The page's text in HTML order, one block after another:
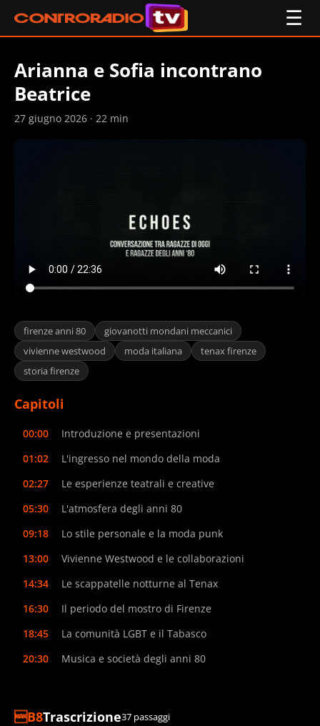
☰
Arianna e Sofia incontrano
Beatrice
27 giugno 2026 · 22 min
firenze anni 80
giovanotti mondani meccanici
vivienne westwood
moda italiana
tenax firenze
storia firenze
Capitoli
00:00
Introduzione e presentazioni
01:02
L'ingresso nel mondo della moda
02:27
Le esperienze teatrali e creative
05:30
L'atmosfera degli anni 80
09:18
Lo stile personale e la moda punk
13:00
Vivienne Westwood e le collaborazioni
14:34
Le scappatelle notturne al Tenax
16:30
Il periodo del mostro di Firenze
18:45
La comunità LGBT e il Tabasco
20:30
Musica e società degli anni 80
Trascrizione37 passaggi